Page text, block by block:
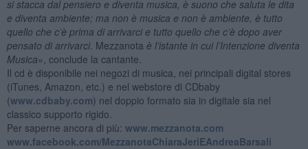
si stacca dal pensiero e diventa musica, è suono che saluta le dita
e diventa ambiente; ma non è musica e non è ambiente, è tutto
quello che c’è prima di arrivarci e tutto quello che c’è dopo aver
pensato di arrivarci. Mezzanota è l’istante in cui l’Intenzione diventa
Musica», conclude la cantante.
Il cd è disponibile nei negozi di musica, nei principali digital stores
(iTunes, Amazon, etc.) e nel webstore di CDbaby
(www.cdbaby.com) nel doppio formato sia in digitale sia nel
classico supporto rigido.
Per saperne ancora di più: www.mezzanota.com
www.facebook.com/MezzanotaChiaraJeriEAndreaBarsali